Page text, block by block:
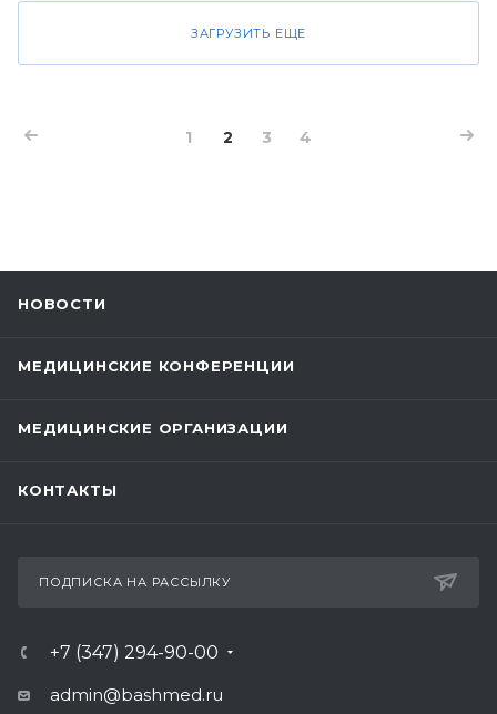
ЗАГРУЗИТЬ ЕЩЕ
1 2 3 4
НОВОСТИ
МЕДИЦИНСКИЕ КОНФЕРЕНЦИИ
МЕДИЦИНСКИЕ ОРГАНИЗАЦИИ
КОНТАКТЫ
ПОДПИСКА НА РАССЫЛКУ
+7 (347) 294-90-00
admin@bashmed.ru